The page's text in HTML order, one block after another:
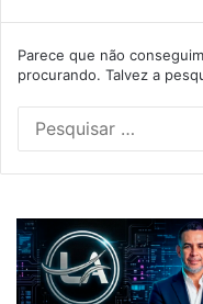
Parece que não
procurando. Talvez a